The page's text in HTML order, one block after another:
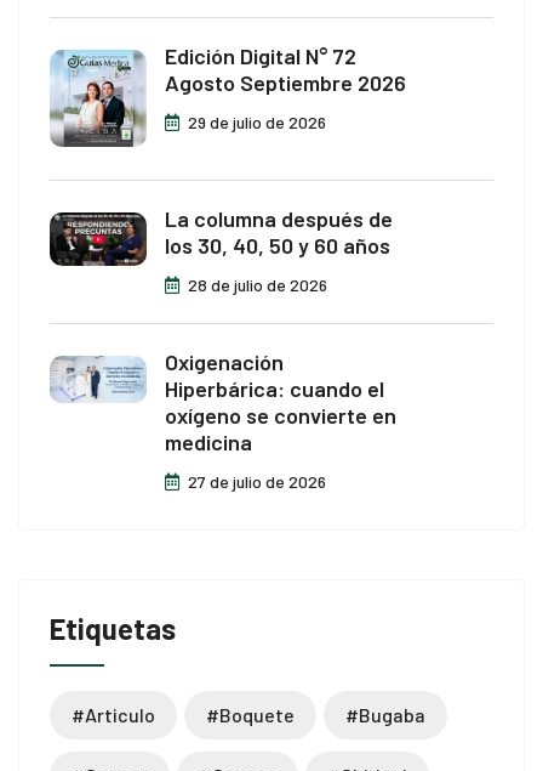
Edición Digital N° 72
Agosto Septiembre 2026
29 de julio de 2026
La columna después de
los 30, 40, 50 y 60 años
28 de julio de 2026
Oxigenación
Hiperbárica: cuando el
oxígeno se convierte en
medicina
27 de julio de 2026
Etiquetas
#articulo #boquete #bugaba